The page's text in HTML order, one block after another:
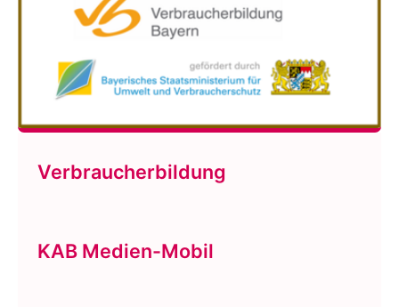
Verbraucherbildung
KAB Medien-Mobil